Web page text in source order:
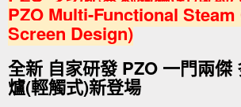
PZO Multi-Functional Steam
Screen Design)
全新 自家研發 PZO 一門兩傑
爐(輕觸式)新登場